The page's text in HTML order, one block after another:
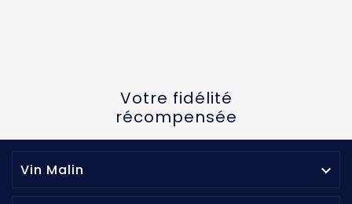
Votre fidélité
récompensée
Vin Malin 